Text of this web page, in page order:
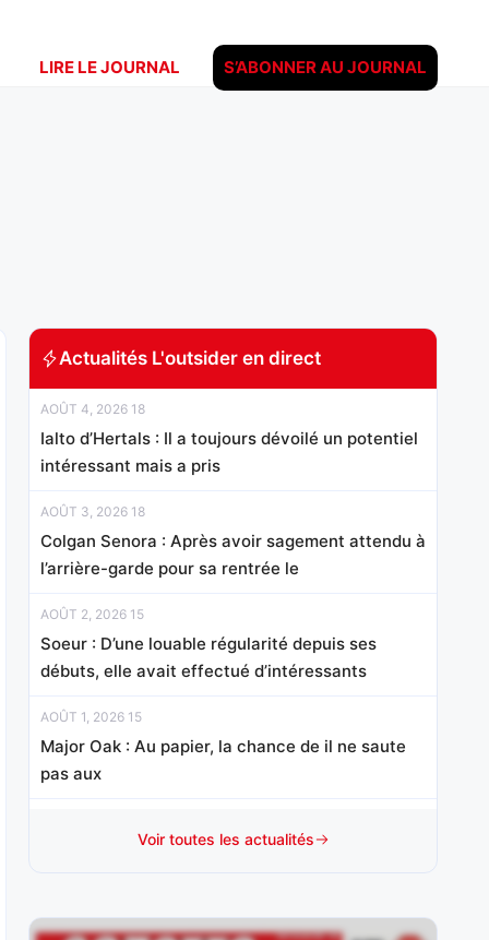
LIRE LE JOURNAL S’ABONNER AU JOURNAL
Actualités L'outsider en direct
AOÛT 4, 2026 18
Ialto d’Hertals : Il a toujours dévoilé un potentiel
intéressant mais a pris
AOÛT 3, 2026 18
Colgan Senora : Après avoir sagement attendu à
l’arrière-garde pour sa rentrée le
AOÛT 2, 2026 15
Soeur : D’une louable régularité depuis ses
débuts, elle avait effectué d’intéressants
AOÛT 1, 2026 15
Major Oak : Au papier, la chance de il ne saute
pas aux
Valdorcia : Elle a réalisé un probant début de
JUILLET 30, 2026 20
Voir toutes les actualités